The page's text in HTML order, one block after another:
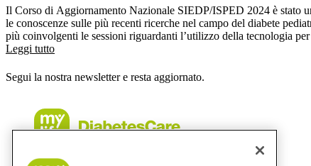
Il Corso di Aggiornamento Nazionale SIEDP/ISPED 2024 è stato
le conoscenze sulle più recenti ricerche nel campo del diabete
più coinvolgenti le sessioni riguardanti l’utilizzo della tecnologia
nuove prospettive per la cura di questa patologia nell'infanzia.
Leggi tutto
Segui la nostra newsletter e resta aggiornato.